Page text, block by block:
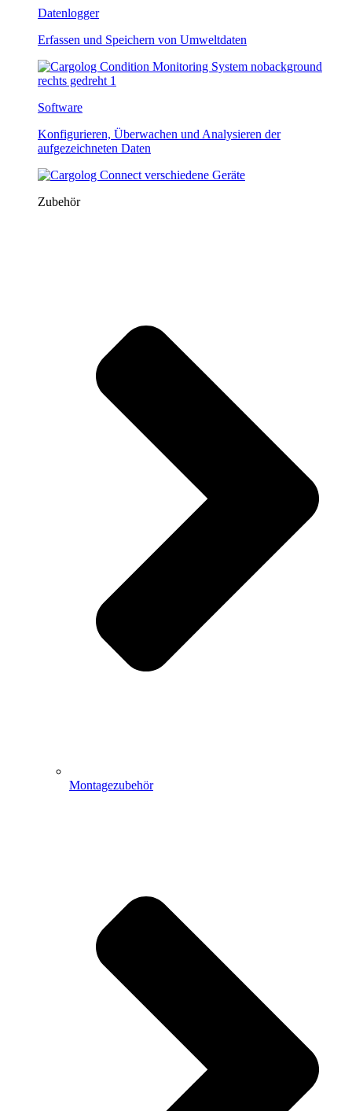
Datenlogger
Erfassen und Speichern von Umweltdaten
Software
Konfigurieren, Überwachen und Analysieren der
aufgezeichneten Daten
Zubehör
Montagezubehör